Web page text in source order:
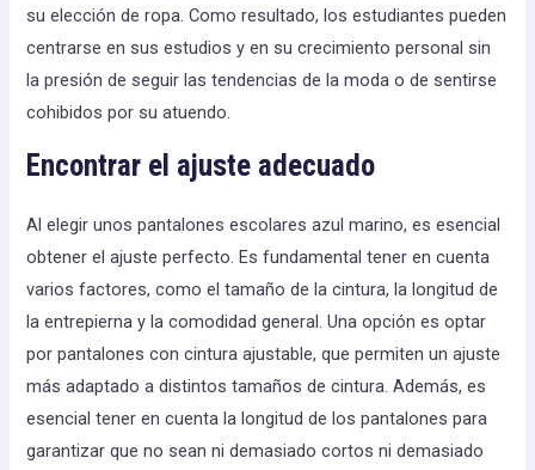
su elección de ropa. Como resultado, los estudiantes pueden
centrarse en sus estudios y en su crecimiento personal sin
la presión de seguir las tendencias de la moda o de sentirse
cohibidos por su atuendo.
Encontrar el ajuste adecuado
Al elegir unos pantalones escolares azul marino, es esencial
obtener el ajuste perfecto. Es fundamental tener en cuenta
varios factores, como el tamaño de la cintura, la longitud de
la entrepierna y la comodidad general. Una opción es optar
por pantalones con cintura ajustable, que permiten un ajuste
más adaptado a distintos tamaños de cintura. Además, es
esencial tener en cuenta la longitud de los pantalones para
garantizar que no sean ni demasiado cortos ni demasiado